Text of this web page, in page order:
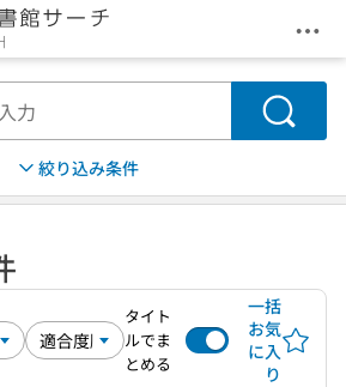
メ
検索
絞り込み条件
タイト
ルでま
とめる
一括
お気
に入
り